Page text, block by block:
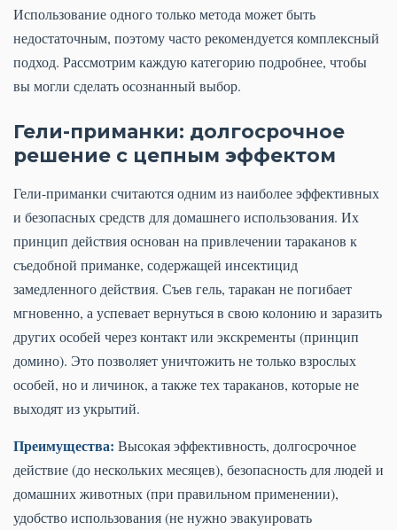
Использование одного только метода может быть
недостаточным, поэтому часто рекомендуется комплексный
подход. Рассмотрим каждую категорию подробнее, чтобы
вы могли сделать осознанный выбор.
Гели-приманки: долгосрочное
решение с цепным эффектом
Гели-приманки считаются одним из наиболее эффективных
и безопасных средств для домашнего использования. Их
принцип действия основан на привлечении тараканов к
съедобной приманке, содержащей инсектицид
замедленного действия. Съев гель, таракан не погибает
мгновенно, а успевает вернуться в свою колонию и заразить
других особей через контакт или экскременты (принцип
домино). Это позволяет уничтожить не только взрослых
особей, но и личинок, а также тех тараканов, которые не
выходят из укрытий.
Преимущества: Высокая эффективность, долгосрочное
действие (до нескольких месяцев), безопасность для людей и
домашних животных (при правильном применении),
удобство использования (не нужно эвакуировать